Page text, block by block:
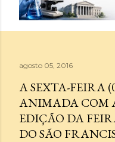
agosto 05, 2016
A SEXTA-FEIRA
ANIMADA COM
EDIÇÃO DA
DO SÃO